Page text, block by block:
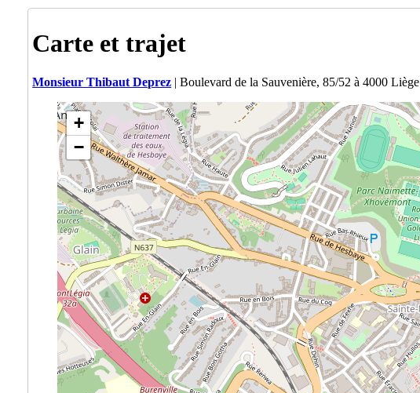
Carte et trajet
Monsieur Thibaut Deprez | Boulevard de la Sauvenière, 85/52 à 4000 Liège
+
−